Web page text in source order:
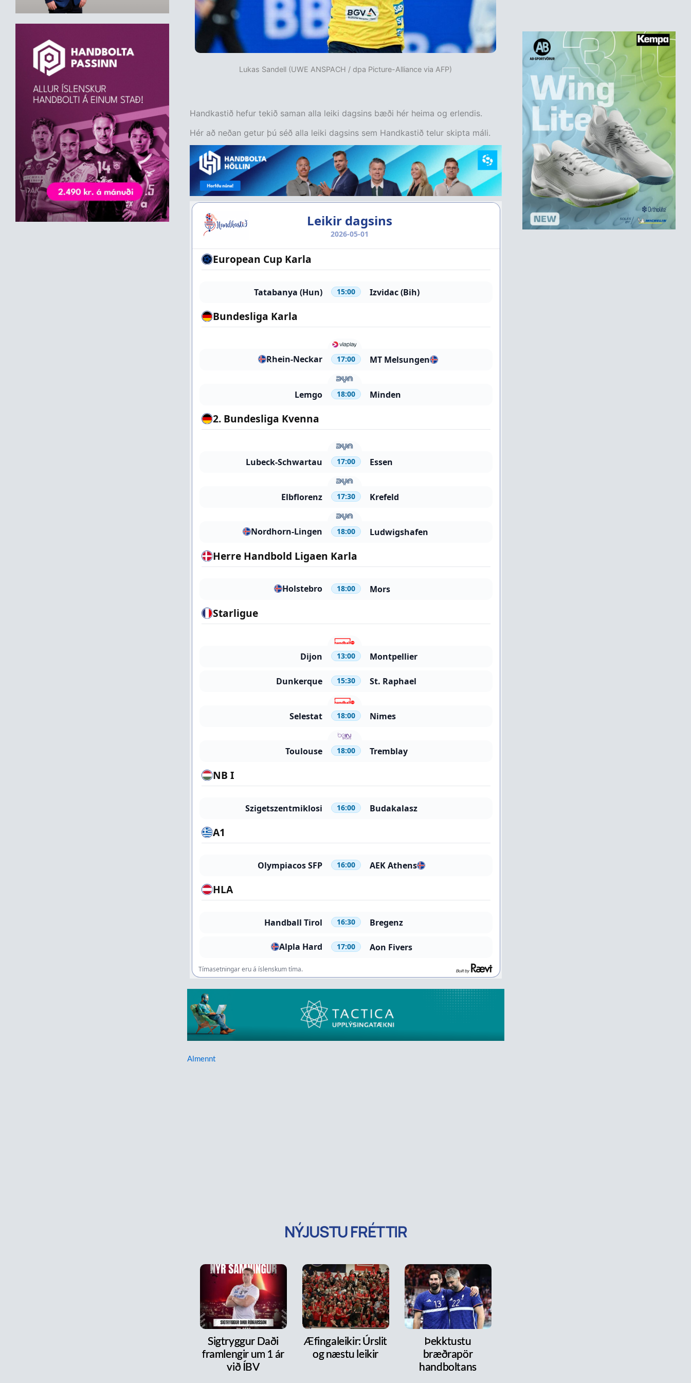
Lukas Sandell (UWE ANSPACH / dpa Picture-Alliance via AFP)
Handkastið hefur tekið saman alla leiki dagsins bæði hér heima og erlendis.
Hér að neðan getur þú séð alla leiki dagsins sem Handkastið telur skipta máli.
Almennt
NÝJUSTU FRÉTTIR
Sigtryggur Daði
framlengir um 1 ár
við ÍBV
Æfingaleikir: Úrslit
og næstu leikir
Þekktustu
bræðrapör
handboltans